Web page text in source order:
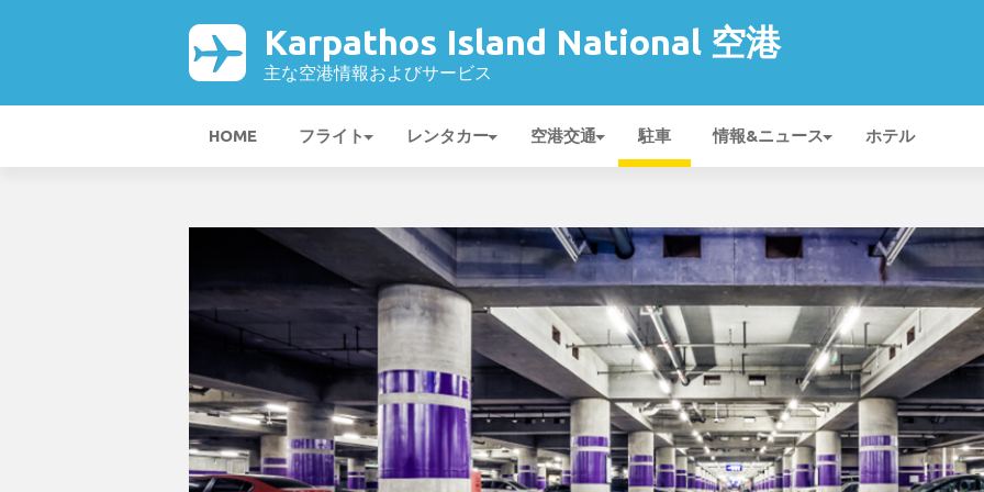
Karpathos Island National 空港
主な空港情報およびサービス
HOME フライト レンタカー 空港交通 駐車 情報&ニュース ホテル